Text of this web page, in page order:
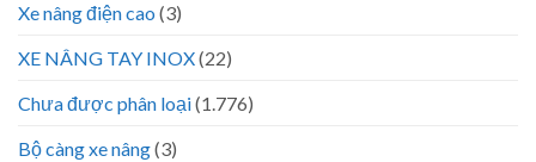
Xe nâng điện cao (3)
XE NÂNG TAY INOX(22)
Chưa được phân loại(1.776)
Bộ càng xe nâng(3)